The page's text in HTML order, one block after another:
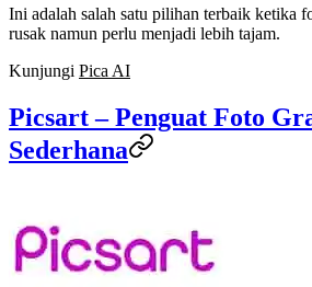
Ini adalah salah satu pilihan terbaik ketika
rusak namun perlu menjadi lebih tajam.
Kunjungi Pica AI
Picsart – Penguat Foto
Sederhana